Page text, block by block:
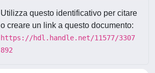
Utilizza questo identificativo per citare
o creare un link a questo documento:
https://hdl.handle.net/11577/3307
892